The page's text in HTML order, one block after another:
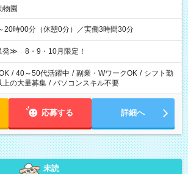
物園
20時00分（休憩0分）／実働3時間30分
発≫ 8・9・10月限定！
/ 40～50代活躍中 / 副業・WワークOK / シフト勤
上の大量募集 / パソコンスキル不要
応募する 詳細へ
未読